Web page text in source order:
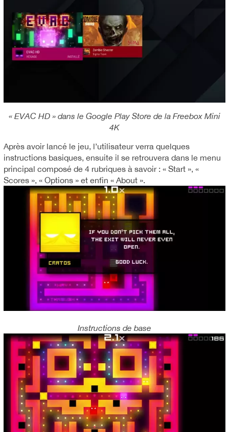
« EVAC HD » dans le Google Play Store de la Freebox Mini
4K
Après avoir lancé le jeu, l’utilisateur verra quelques
instructions basiques, ensuite il se retrouvera dans le menu
principal composé de 4 rubriques à savoir : « Start », «
Scores », « Options » et enfin « About ».
Instructions de base